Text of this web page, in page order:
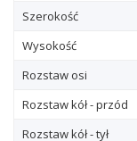
Szerokość
Wysokość
Rozstaw osi
Rozstaw kół - przód
Rozstaw kół - tył